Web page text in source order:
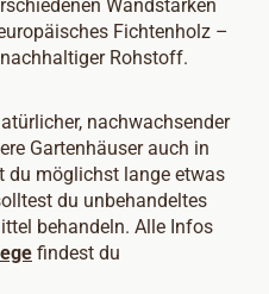
Wandstärken
Fichtenholz –
Rohstoff.
nachwachsender
Gartenhäuser auch in
du möglichst lange etwas
du unbehandeltes
behandeln. Alle Infos
findest du